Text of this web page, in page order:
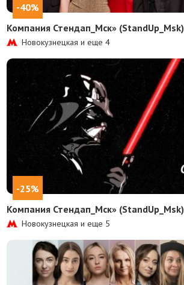
-40%
Компания Стендап_Мск» (StandUp_Msk)
Новокузнецкая и еще4
-25%
Компания Стендап_Мск» (StandUp_Msk)
Новокузнецкая и еще 5